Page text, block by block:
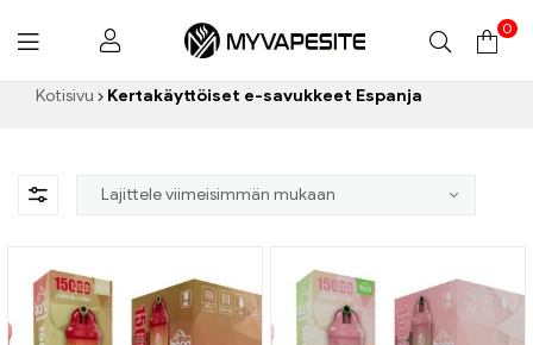
Myvapesite.de
0
Kotisivu Kertakäyttöiset e-savukkeet Espanja